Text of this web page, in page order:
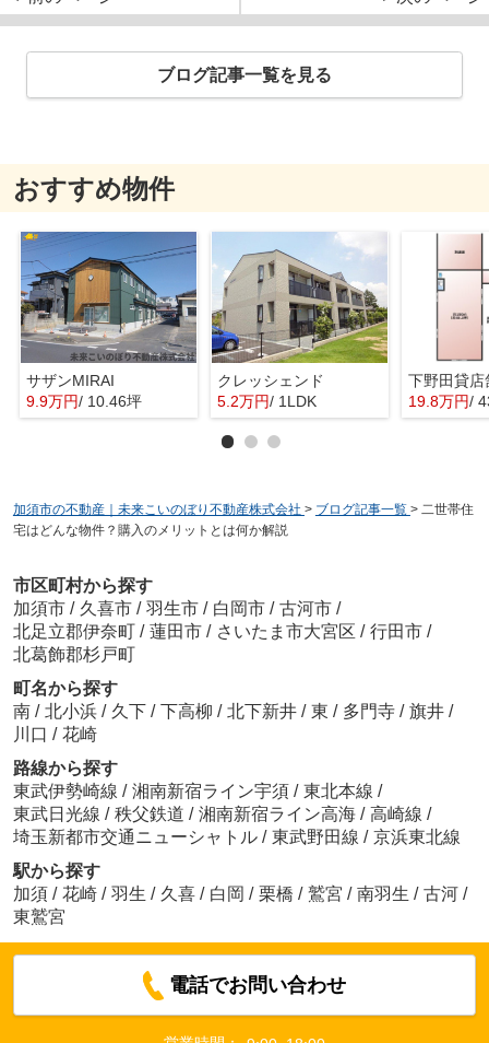
ブログ記事一覧を見る
おすすめ物件
サザンMIRAI
9.9万円/ 10.46坪
クレッシェンド
5.2万円/ 1LDK
下野田貸店
19.8万円/
加須市の不動産｜未来こいのぼり不動産株式会社 > ブログ記事一覧 > 二世帯住
宅はどんな物件？購入のメリットとは何か解説
市区町村から探す
加須市 / 久喜市 / 羽生市 / 白岡市 / 古河市 /
北足立郡伊奈町 / 蓮田市 / さいたま市大宮区 / 行田市 /
北葛飾郡杉戸町
町名から探す
南 / 北小浜 / 久下 / 下高柳 / 北下新井 / 東 / 多門寺 / 旗井 /
川口 / 花崎
路線から探す
東武伊勢崎線 / 湘南新宿ライン宇須 / 東北本線 /
東武日光線 / 秩父鉄道 / 湘南新宿ライン高海 / 高崎線 /
埼玉新都市交通ニューシャトル / 東武野田線 / 京浜東北線
駅から探す
加須 / 花崎 / 羽生 / 久喜 / 白岡 / 栗橋 / 鷲宮 / 南羽生 / 古河 /
東鷲宮
電話でお問い合わせ